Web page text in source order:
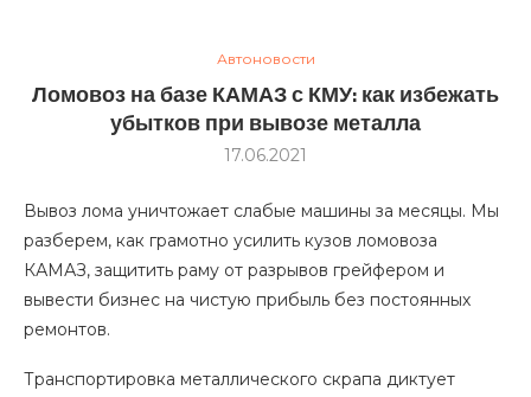
Автоновости
Ломовоз на базе КАМАЗ с КМУ: как избежать
убытков при вывозе металла
17.06.2021
Вывоз лома уничтожает слабые машины за месяцы. Мы
разберем, как грамотно усилить кузов ломовоза
КАМАЗ, защитить раму от разрывов грейфером и
вывести бизнес на чистую прибыль без постоянных
ремонтов.
Транспортировка металлического скрапа диктует